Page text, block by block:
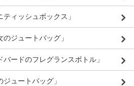
ィッシュボックス」
ジュートバッグ」
ードのフレグランスボトル」
ュートバッグ」